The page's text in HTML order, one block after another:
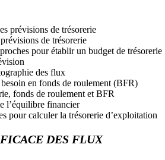
prévisions de trésorerie
de trésorerie
pour établir un budget de trésorerie
des flux
en fonds de roulement (BFR)
fonds de roulement et BFR
l’équilibre financier
pour calculer la trésorerie d’exploitation
DES FLUX